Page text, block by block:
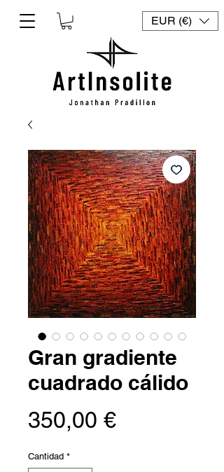
EUR (€)
Gran gradiente
cuadrado cálido
350,00 €Precio
Cantidad *